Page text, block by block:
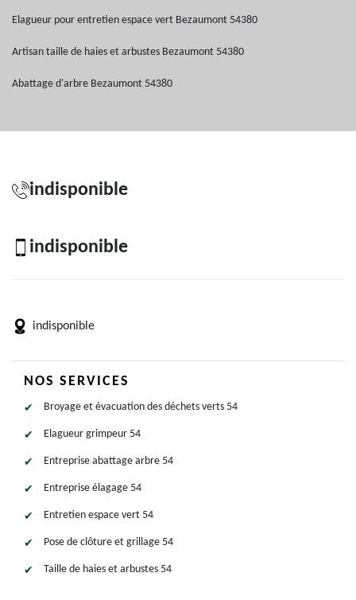
Elagueur pour entretien espace vert Bezaumont 54380
Artisan taille de haies et arbustes Bezaumont 54380
Abattage d'arbre Bezaumont 54380
indisponible
indisponible
indisponible
NOS SERVICES
Broyage et évacuation des déchets verts 54
Elagueur grimpeur 54
Entreprise abattage arbre 54
Entreprise élagage 54
Entretien espace vert 54
Pose de clôture et grillage 54
Taille de haies et arbustes 54